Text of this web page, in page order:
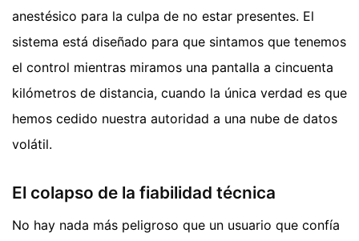
anestésico para la culpa de no estar presentes. El
sistema está diseñado para que sintamos que tenemos
el control mientras miramos una pantalla a cincuenta
kilómetros de distancia, cuando la única verdad es que
hemos cedido nuestra autoridad a una nube de datos
volátil.
El colapso de la fiabilidad técnica
No hay nada más peligroso que un usuario que confía